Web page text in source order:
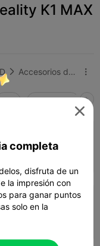
K1 MAX
 Accesorios de impresora 3D 
30 de relleno

completa
disfruta de un
la impresión con
para ganar puntos
solo en la